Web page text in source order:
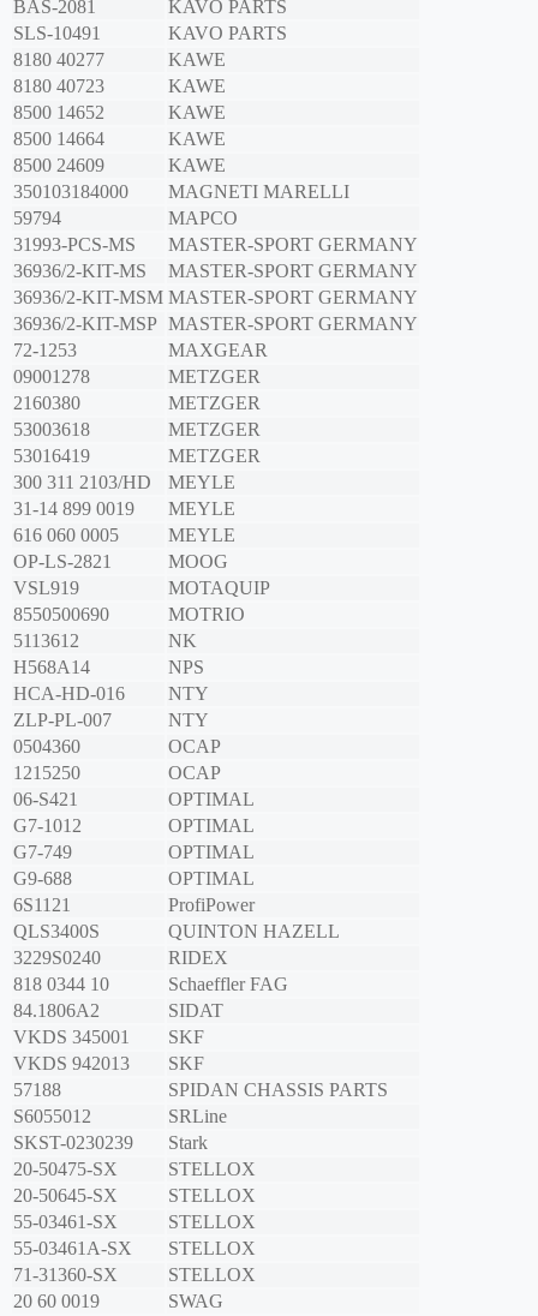
BAS-2081
KAVO PARTS
SLS-10491
KAVO PARTS
8180 40277
KAWE
8180 40723
KAWE
8500 14652
KAWE
8500 14664
KAWE
8500 24609
KAWE
350103184000
MAGNETI MARELLI
59794
MAPCO
31993-PCS-MS
MASTER-SPORT GERMANY
36936/2-KIT-MS
MASTER-SPORT GERMANY
36936/2-KIT-MSM MASTER-SPORT GERMANY
36936/2-KIT-MSP MASTER-SPORT GERMANY
72-1253
MAXGEAR
09001278
METZGER
2160380
METZGER
53003618
METZGER
53016419
METZGER
300 311 2103/HD
MEYLE
31-14 899 0019
MEYLE
616 060 0005
MEYLE
OP-LS-2821
MOOG
VSL919
MOTAQUIP
8550500690
MOTRIO
5113612
NK
H568A14
NPS
HCA-HD-016
NTY
ZLP-PL-007
NTY
0504360
OCAP
1215250
OCAP
06-S421
OPTIMAL
G7-1012
OPTIMAL
G7-749
OPTIMAL
G9-688
OPTIMAL
6S1121
ProfiPower
QLS3400S
QUINTON HAZELL
3229S0240
RIDEX
818 0344 10
Schaeffler FAG
84.1806A2
SIDAT
VKDS 345001
SKF
VKDS 942013
SKF
57188
SPIDAN CHASSIS PARTS
S6055012
SRLine
SKST-0230239
Stark
20-50475-SX
STELLOX
20-50645-SX
STELLOX
55-03461-SX
STELLOX
55-03461A-SX
STELLOX
71-31360-SX
STELLOX
20 60 0019
SWAG